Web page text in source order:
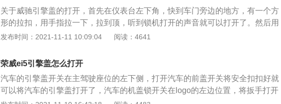
威2019款20T两驱精英型的整体空间结构还是较大的。
关于威驰引擎盖的打开，首先在仪表台左下角，快到车门旁边的地方，有一个方
形的拉扣，用手指拉一下，拉到顶，听到锁机打开的声音就可以打开了。然后用
支撑杆顶在盖子的槽里即可。威驰的发动机配备的是国产的16气门5A-FE发动
里加速对于一辆1.5升的自动挡的车来说已经相当不错了。在外型上，延续了日本
车的一向风格，整体上十分和谐，线条圆润，可爱的前脸和有鱼鳞底纹的尾灯。
在内部空间上，威驰由于加长了轴距，其内部空间更加充裕，后排的腿部空间让
人满意，整体内饰有着一种科技感。
发布时间：2021-11-11 10:09:04 阅读：4641
荣威ei5引擎盖怎么打开
汽车的引擎盖开关在主驾驶座位的左下侧，打开汽车的前盖开关将安全扣扣好就
可以将汽车的引擎盖打开了，汽车的机盖锁开关在logo的左边位置，将扳手打开